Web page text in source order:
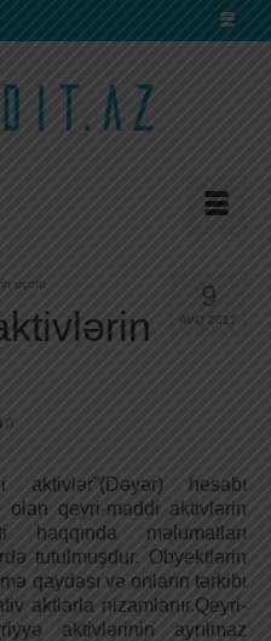
9
AVQ 2017
uçotu
0
hesabı
olan qeyri-maddi aktivlərin
məlumatları
tutulmuşdur. Obyektlərin
qaydası və onların tərkibi
aktlarla nizamlanır.Qeyri-
aktivlərinin ayrılmaz